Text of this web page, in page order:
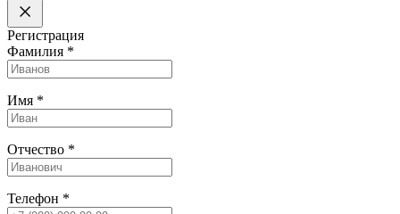
Регистрация
Фамилия *
Имя *
Отчество *
Телефон *